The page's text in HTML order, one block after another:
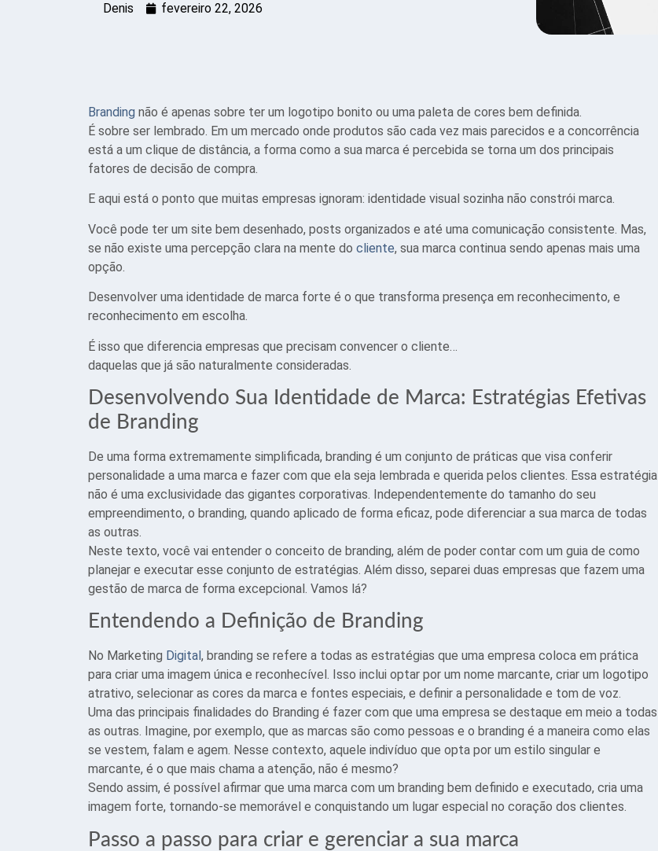
Denis fevereiro 22, 2026
Branding não é apenas sobre ter um logotipo bonito ou uma paleta de cores bem definida.
É sobre ser lembrado. Em um mercado onde produtos são cada vez mais parecidos e a concorrência
está a um clique de distância, a forma como a sua marca é percebida se torna um dos principais
fatores de decisão de compra.
E aqui está o ponto que muitas empresas ignoram: identidade visual sozinha não constrói marca.
Você pode ter um site bem desenhado, posts organizados e até uma comunicação consistente. Mas,
se não existe uma percepção clara na mente do cliente, sua marca continua sendo apenas mais uma
opção.
Desenvolver uma identidade de marca forte é o que transforma presença em reconhecimento, e
reconhecimento em escolha.
É isso que diferencia empresas que precisam convencer o cliente…
daquelas que já são naturalmente consideradas.
Desenvolvendo Sua Identidade de Marca: Estratégias Efetivas
de Branding
De uma forma extremamente simplificada, branding é um conjunto de práticas que visa conferir
personalidade a uma marca e fazer com que ela seja lembrada e querida pelos clientes. Essa estratégia
não é uma exclusividade das gigantes corporativas. Independentemente do tamanho do seu
empreendimento, o branding, quando aplicado de forma eficaz, pode diferenciar a sua marca de todas
as outras.
Neste texto, você vai entender o conceito de branding, além de poder contar com um guia de como
planejar e executar esse conjunto de estratégias. Além disso, separei duas empresas que fazem uma
gestão de marca de forma excepcional. Vamos lá?
Entendendo a Definição de Branding
No Marketing Digital , branding se refere a todas as estratégias que uma empresa coloca em prática
para criar uma imagem única e reconhecível. Isso inclui optar por um nome marcante, criar um logotipo
atrativo, selecionar as cores da marca e fontes especiais, e definir a personalidade e tom de voz.
Uma das principais finalidades do Branding é fazer com que uma empresa se destaque em meio a todas
as outras. Imagine, por exemplo, que as marcas são como pessoas e o branding é a maneira como elas
se vestem, falam e agem. Nesse contexto, aquele indivíduo que opta por um estilo singular e
marcante, é o que mais chama a atenção, não é mesmo?
Sendo assim, é possível afirmar que uma marca com um branding bem definido e executado, cria uma
imagem forte, tornando-se memorável e conquistando um lugar especial no coração dos clientes.
Passo a passo para criar e gerenciar a sua marca